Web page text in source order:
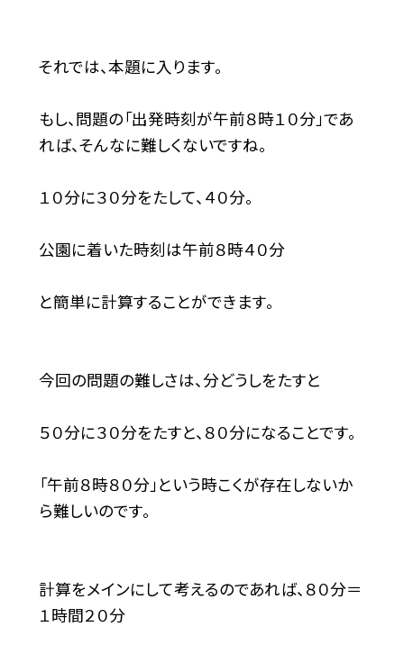
それでは、本題に入ります。
もし、問題の「出発時刻が午前８時１０分」であ
れば、そんなに難しくないですね。
１０分に３０分をたして、４０分。
公園に着いた時刻は午前８時４０分
と簡単に計算することができます。
今回の問題の難しさは、分どうしをたすと
５０分に３０分をたすと、８０分になることです。
「午前８時８０分」という時こくが存在しないか
ら難しいのです。
計算をメインにして考えるのであれば、８０分＝
１時間２０分